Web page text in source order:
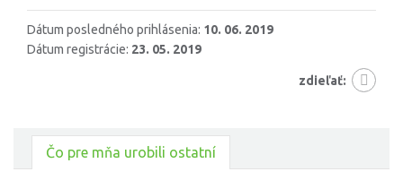
Dátum posledného prihlásenia: 10. 06. 2019
Dátum registrácie: 23. 05. 2019
zdieľať:
Čo pre mňa urobili ostatní